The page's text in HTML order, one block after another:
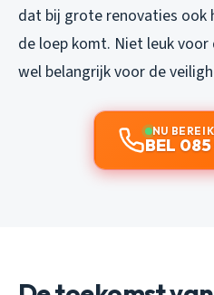
dat bij grote renovaties ook
de loep komt. Niet leuk
wel belangrijk voor de
NU
BEL